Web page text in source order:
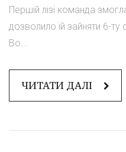
Першій лізі команда
дозволило їй зайняти 6-ту
Во...
ЧИТАТИ ДАЛІ